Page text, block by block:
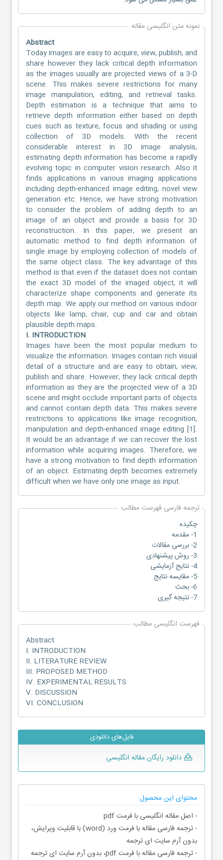
نمونه متن انگلیسی مقاله
Abstract
Today images are easy to acquire, view, publish, and
share however they lack critical depth information
as the images usually are projected views of a 3-D
scene. This makes severe restrictions for many
image manipulation, editing, and retrieval tasks.
Depth estimation is a technique that aims to
retrieve depth information either based on depth
cues such as texture, focus and shading or using
collection of 3D models. With the recent
considerable interest in 3D image analysis,
estimating depth information has become a rapidly
evolving topic in computer vision research. Also it
finds applications in various imaging applications
including depth-enhanced image editing, novel view
generation etc. Hence, we have strong motivation
to consider the problem of adding depth to an
image of an object and provide a basis for 3D
reconstruction. In this paper, we present an
automatic method to find depth information of
single image by employing collection of models of
the same object class. The key advantage of this
method is that even if the dataset does not contain
the exact 3D model of the imaged object, it will
characterize shape components and generate its
depth map. We apply our method on various indoor
objects like lamp, chair, cup and car and obtain
plausible depth maps.
I. INTRODUCTION
Images have been the most popular medium to
visualize the information. Images contain rich visual
detail of a structure and are easy to obtain, view,
publish and share. However, they lack critical depth
information as they are the projected view of a 3D
scene and might occlude important parts of objects
and cannot contain depth data. This makes severe
restrictions to applications like image recognition,
manipulation and depth-enhanced image editing [1].
It would be an advantage if we can recover the lost
information while acquiring images. Therefore, we
have a strong motivation to find depth information
of an object. Estimating depth becomes extremely
difficult when we have only one image as input.
ترجمه فارسی فهرست مطالب
چکیده
1- مقدمه
2- بررسی مقالات
3- روش پیشنهادی
4- نتایج آزمایشی
5- مقایسه نتایج
6- بحث
7- نتیجه گیری
فهرست انگلیسی مطالب
Abstract
I. INTRODUCTION
II. LITERATURE REVIEW
III. PROPOSED METHOD
IV. EXPERIMENTAL RESULTS
V. DISCUSSION
VI. CONCLUSION
فایل‌های دانلودی
دانلود رایگان مقاله انگلیسی
محتوای این محصول:
- اصل مقاله انگلیسی با فرمت pdf
- ترجمه فارسی مقاله با فرمت ورد (word) با قابلیت ویرایش،
بدون آرم سایت ای ترجمه
- ترجمه فارسی مقاله با فرمت pdf، بدون آرم سایت ای ترجمه